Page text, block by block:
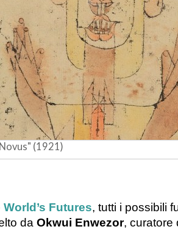
(1921)
Futures, tutti i possibili
da Okwui Enwezor, curatore